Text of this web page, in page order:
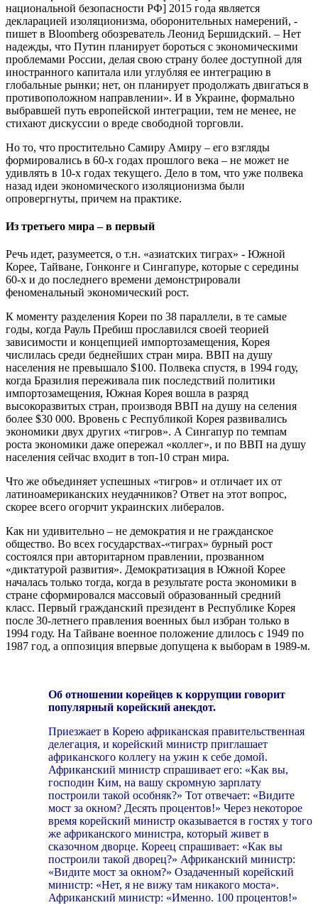
национальной безопасности РФ] 2015 года является
декларацией изоляционизма, оборонительных намерений, -
пишет в Bloomberg обозреватель Леонид Бершидский. – Нет
надежды, что Путин планирует бороться с экономическими
проблемами России, делая свою страну более доступной для
иностранного капитала или углубляя ее интеграцию в
глобальные рынки; нет, он планирует продолжать двигаться в
противоположном направлении». И в Украине, формально
выбравшей путь европейской интеграции, тем не менее, не
стихают дискуссии о вреде свободной торговли.
Но то, что простительно Самиру Амиру – его взгляды
формировались в 60-х годах прошлого века – не может не
удивлять в 10-х годах текущего. Дело в том, что уже полвека
назад идеи экономического изоляционизма были
опровергнуты, причем на практике.
Из третьего мира – в первый
Речь идет, разумеется, о т.н. «азиатских тиграх» - Южной
Корее, Тайване, Гонконге и Сингапуре, которые с середины
60-х и до последнего времени демонстрировали
феноменальный экономический рост.
К моменту разделения Кореи по 38 параллели, в те самые
годы, когда Рауль Пребиш прославился своей теорией
зависимости и концепцией импортозамещения, Корея
числилась среди беднейших стран мира. ВВП на душу
населения не превышало $100. Полвека спустя, в 1994 году,
когда Бразилия переживала пик последствий политики
импортозамещения, Южная Корея вошла в разряд
высокоразвитых стран, производя ВВП на душу на селения
более $30 000. Вровень с Республикой Корея развивались
экономики двух других «тигров». А Сингапур по темпам
роста экономики даже опережал «коллег», и по ВВП на душу
населения сейчас входит в топ-10 стран мира.
Что же объединяет успешных «тигров» и отличает их от
латиноамериканских неудачников? Ответ на этот вопрос,
скорее всего огорчит украинских либералов.
Как ни удивительно – не демократия и не гражданское
общество. Во всех государствах-«тиграх» бурный рост
состоялся при авторитарном правлении, прозванном
«диктатурой развития». Демократизация в Южной Корее
началась только тогда, когда в результате роста экономики в
стране сформировался массовый образованный средний
класс. Первый гражданский президент в Республике Корея
после 30-летнего правления военных был избран только в
1994 году. На Тайване военное положение длилось с 1949 по
1987 год, а оппозиция впервые допущена к выборам в 1989-м.
Об отношении корейцев к коррупции говорит
популярный корейский анекдот.
Приезжает в Корею африканская правительственная
делегация, и корейский министр приглашает
африканского коллегу на ужин к себе домой.
Африканский министр спрашивает его: «Как вы,
господин Ким, на вашу скромную зарплату
построили такой особняк?» Тот отвечает: «Видите
мост за окном? Десять процентов!» Через некоторое
время корейский министр оказывается в гостях у того
же африканского министра, который живет в
сказочном дворце. Кореец спрашивает: «Как вы
построили такой дворец?» Африканский министр:
«Видите мост за окном?» Озадаченный корейский
министр: «Нет, я не вижу там никакого моста».
Африканский министр: «Именно. 100 процентов!»